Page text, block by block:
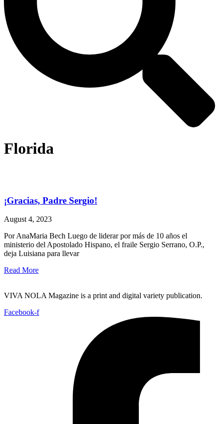
Florida
¡Gracias, Padre Sergio!
August 4, 2023
Por AnaMaria Bech Luego de liderar por más de 10 años el
ministerio del Apostolado Hispano, el fraile Sergio Serrano, O.P.,
deja Luisiana para llevar
Read More
VIVA NOLA Magazine is a print and digital variety publication.
Facebook-f